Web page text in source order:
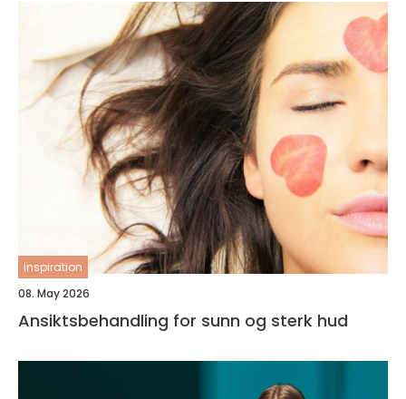
inspiration
08. May 2026
Ansiktsbehandling for sunn og sterk hud